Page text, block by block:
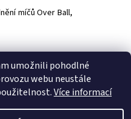
míčů Over Ball,
k této položce.
umožnili pohodlné
webu neustále
Více informací